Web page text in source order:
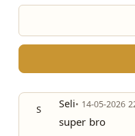
S Seli• 14-05-2026
super bro